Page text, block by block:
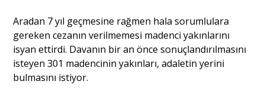
Dünya
Aradan 7 yıl geçmesine rağmen hala sorumlulara
gereken cezanın verilmemesi madenci yakınlarını
isyan ettirdi. Davanın bir an önce sonuçlandırılmasını
isteyen 301 madencinin yakınları, adaletin yerini
bulmasını istiyor.